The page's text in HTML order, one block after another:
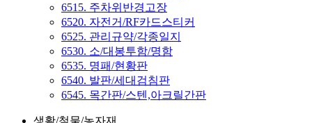
6515. 주차위반경고장
6520. 자전거/RF카드스티커
6525. 관리규약/각종일지
6530. 소/대봉투함/명함
6535. 명패/현황판
6540. 발판/세대검침판
6545. 목간판/스텐,아크릴간판
생활/철물/농자재